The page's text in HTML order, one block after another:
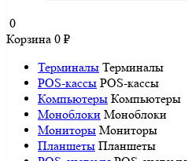
0
Корзина 0 ₽
Терминалы Терминалы
POS-кассы POS-кассы
Компьютеры Компьютеры
Моноблоки Моноблоки
Мониторы Мониторы
Планшеты Планшеты